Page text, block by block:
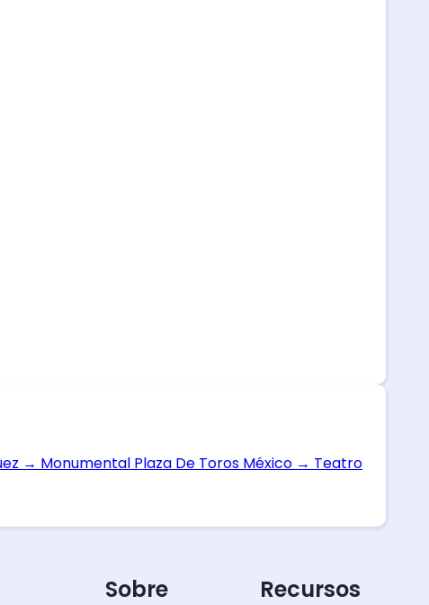
→ Monumental Plaza De Toros México → Teatro
Recursos
Sobre